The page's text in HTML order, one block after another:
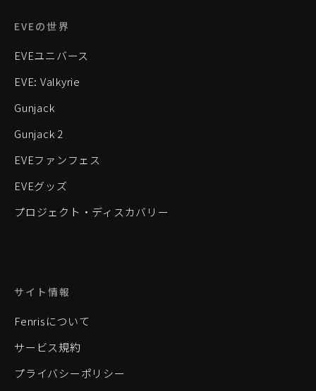
EVEの世界
EVEユニバース
EVE: Valkyrie
Gunjack
Gunjack 2
EVEファンフェス
EVEグッズ
プロジェクト・ディスカバリー
サイト情報
Fenrisについて
サービス規約
プライバシーポリシー